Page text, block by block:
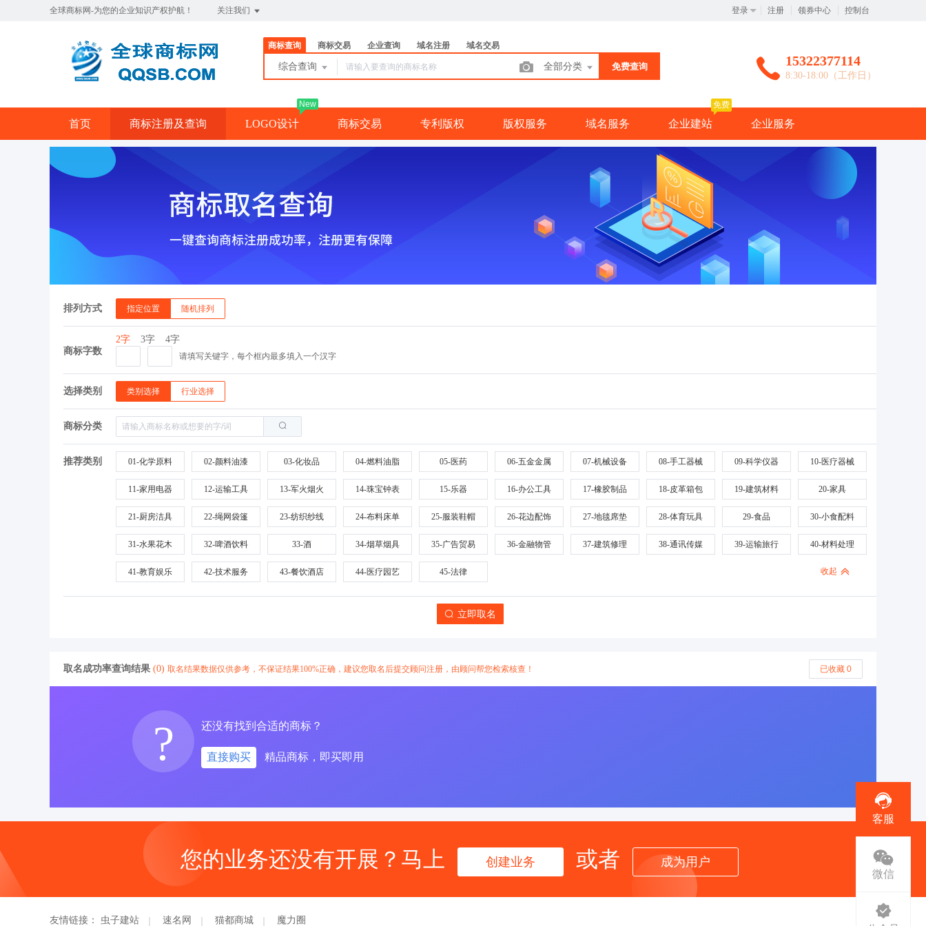
全球商标网-为您的企业知识产权护航！ 关注我们 登录 注册 领券中心 控制台
商标查询 商标交易 企业查询 域名注册 域名交易
综合查询 全部分类 免费查询 15322377114
8:30-18:00（工作日）
首页 商标注册及查询 LOGO设计
New
商标交易 专利版权 版权服务 域名服务 企业建站
免费
企业服务
排列方式 指定位置 随机排列
商标字数
2字 3字 4字
请填写关键字，每个框内最多填入一个汉字
选择类别 类别选择 行业选择
商标分类
推荐类别 01-化学原料 02-颜料油漆 03-化妆品 04-燃料油脂 05-医药 06-五金金属 07-机械设备 08-手工器械 09-科学仪器 10-医疗器械
11-家用电器 12-运输工具 13-军火烟火 14-珠宝钟表 15-乐器 16-办公工具 17-橡胶制品 18-皮革箱包 19-建筑材料 20-家具
21-厨房洁具 22-绳网袋篷 23-纺织纱线 24-布料床单 25-服装鞋帽 26-花边配饰 27-地毯席垫 28-体育玩具 29-食品 30-小食配料
31-水果花木 32-啤酒饮料 33-酒 34-烟草烟具 35-广告贸易 36-金融物管 37-建筑修理 38-通讯传媒 39-运输旅行 40-材料处理
41-教育娱乐 42-技术服务 43-餐饮酒店 44-医疗园艺 45-法律 收起
立即取名
取名成功率查询结果 (0) 取名结果数据仅供参考，不保证结果100%正确，建议您取名后提交顾问注册，由顾问帮您检索核查！ 已收藏 0
? 还没有找到合适的商标？
直接购买 精品商标，即买即用
您的业务还没有开展？马上 创建业务 或者 成为用户
友情链接： 虫子建站 速名网 猫都商城 魔力圈
客服
微信